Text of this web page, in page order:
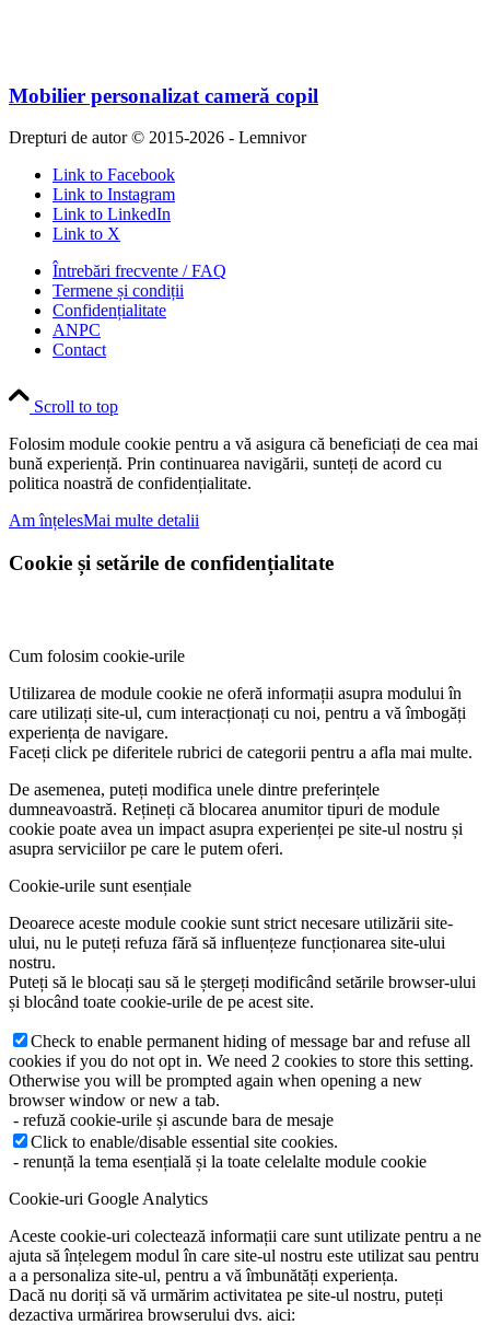
Mobilier personalizat cameră copil
Drepturi de autor © 2015-2026 - Lemnivor
Link to Facebook
Link to Instagram
Link to LinkedIn
Link to X
Întrebări frecvente / FAQ
Termene și condiții
Confidențialitate
ANPC
Contact
Scroll to top
Folosim module cookie pentru a vă asigura că beneficiați de cea mai
bună experiență. Prin continuarea navigării, sunteți de acord cu
politica noastră de confidențialitate.
Am înțelesMai multe detalii
Cookie și setările de confidențialitate
Cum folosim cookie-urile
Utilizarea de module cookie ne oferă informații asupra modului în
care utilizați site-ul, cum interacționați cu noi, pentru a vă îmbogăți
experiența de navigare.
Faceți click pe diferitele rubrici de categorii pentru a afla mai multe.
De asemenea, puteți modifica unele dintre preferințele
dumneavoastră. Rețineți că blocarea anumitor tipuri de module
cookie poate avea un impact asupra experienței pe site-ul nostru și
asupra serviciilor pe care le putem oferi.
Cookie-urile sunt esențiale
Deoarece aceste module cookie sunt strict necesare utilizării site-
ului, nu le puteți refuza fără să influențeze funcționarea site-ului
nostru.
Puteți să le blocați sau să le ștergeți modificând setările browser-ului
și blocând toate cookie-urile de pe acest site.
Check to enable permanent hiding of message bar and refuse all
cookies if you do not opt in. We need 2 cookies to store this setting.
Otherwise you will be prompted again when opening a new
browser window or new a tab.
- refuză cookie-urile și ascunde bara de mesaje
Click to enable/disable essential site cookies.
- renunță la tema esențială și la toate celelalte module cookie
Cookie-uri Google Analytics
Aceste cookie-uri colectează informații care sunt utilizate pentru a ne
ajuta să înțelegem modul în care site-ul nostru este utilizat sau pentru
a a personaliza site-ul, pentru a vă îmbunătăți experiența.
Dacă nu doriți să vă urmărim activitatea pe site-ul nostru, puteți
dezactiva urmărirea browserului dvs. aici: